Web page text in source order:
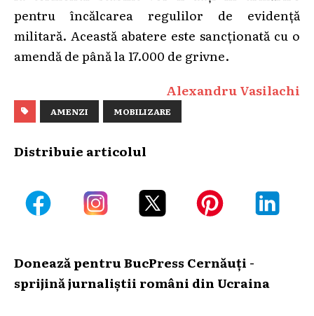
pentru încălcarea regulilor de evidență
militară. Această abatere este sancționată cu o
amendă de până la 17.000 de grivne.
Alexandru Vasilachi
AMENZI MOBILIZARE
Distribuie articolul
Donează pentru BucPress Cernăuți -
sprijină jurnaliștii români din Ucraina